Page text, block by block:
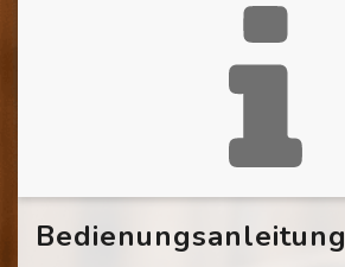
Bedienungsanleitung